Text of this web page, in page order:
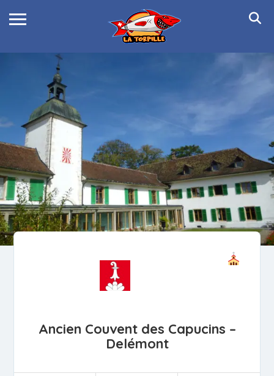
Ancien Couvent des Capucins –
Delémont